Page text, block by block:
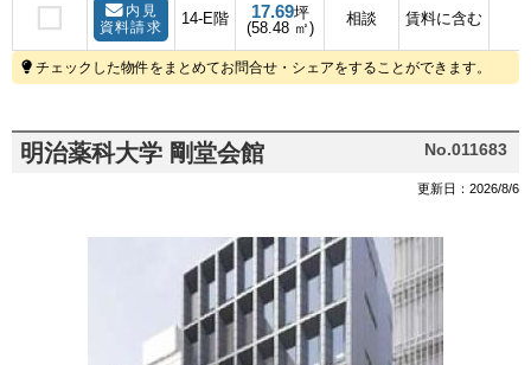
内見
資料請求
14-E階 17.69坪
(58.48 ㎡)
相談 賃料に含む
チェックした物件をまとめてお問合せ・シェアをすることができます。
明治薬科大学 剛堂会館 No.011683
更新日：2026/8/6